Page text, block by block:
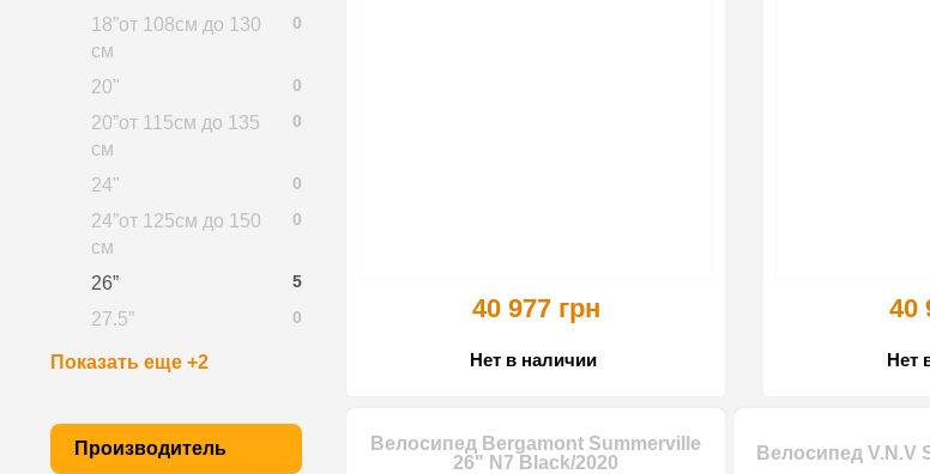
40 977 грн
Нет в наличии
40
Нет
Велосипед Bergamont Summerville
26" N7 Black/2020
Велосипед V.N.V
0
18”от 108см до 130
см
0
20"
0
20”от 115см до 135
см
0
24"
0
24”от 125см до 150
см
5
26”
0
27.5”
Показать еще +2
Производитель